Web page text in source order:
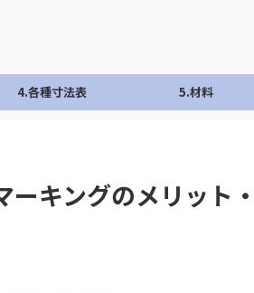
4.各種寸法表 5.材料
ーキングのメリット